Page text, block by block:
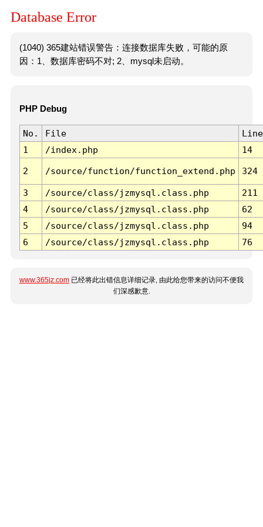
Database Error
(1040) 365建站错误警告：连接数据库失败，可能的原
因：1、数据库密码不对; 2、mysql未启动。
PHP Debug
No. File
Line
1
/index.php 14
2 /source/function/function_extend.php 324
3 /source/class/jzmysql.class.php
211
4
/source/class/jzmysql.class.php
62
5
/source/class/jzmysql.class.php
94
6
/source/class/jzmysql.class.php 76
www.365jz.com 已经将此出错信息详细记录, 由此给您带来的访问不便我
们深感歉意.